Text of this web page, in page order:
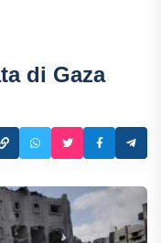
di Gaza